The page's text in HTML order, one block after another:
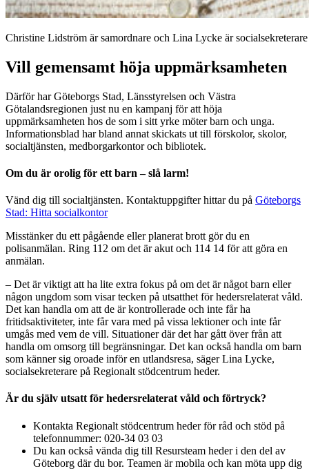
Christine Lidström är samordnare och Lina Lycke är
Vill gemensamt höja uppmärksamheten
Därför har Göteborgs Stad, Länsstyrelsen och Västra
Götalandsregionen just nu en kampanj för att höja
uppmärksamheten hos de som i sitt yrke möter barn och unga.
Informationsblad har bland annat skickats ut till förskolor, skolor,
socialtjänsten, medborgarkontor och bibliotek.
Om du är orolig för ett barn – slå larm!
Vänd dig till socialtjänsten. Kontaktuppgifter hittar du på Göteborgs
Stad: Hitta socialkontor
Misstänker du ett pågående eller planerat brott gör du en
polisanmälan. Ring 112 om det är akut och 114 14 för att göra en
anmälan.
– Det är viktigt att ha lite extra fokus på om det är något barn eller
någon ungdom som visar tecken på utsatthet för hedersrelaterat våld.
Det kan handla om att de är kontrollerade och inte får ha
fritidsaktiviteter, inte får vara med på vissa lektioner och inte får
umgås med vem de vill. Situationer där det har gått över från att
handla om omsorg till begränsningar. Det kan också handla om barn
som känner sig oroade inför en utlandsresa, säger Lina Lycke,
socialsekreterare på Regionalt stödcentrum heder.
Är du själv utsatt för hedersrelaterat våld och förtryck?
Kontakta Regionalt stödcentrum heder för råd och stöd på
telefonnummer: 020-34 03 03
Du kan också vända dig till Resursteam heder i den del av
Göteborg där du bor. Teamen är mobila och kan möta upp dig